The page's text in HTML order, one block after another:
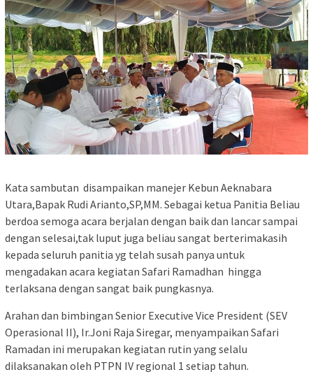
Kata sambutan disampaikan manejer Kebun Aeknabara
Utara,Bapak Rudi Arianto,SP,MM. Sebagai ketua Panitia Beliau
berdoa semoga acara berjalan dengan baik dan lancar sampai
dengan selesai,tak luput juga beliau sangat berterimakasih
kepada seluruh panitia yg telah susah panya untuk
mengadakan acara kegiatan Safari Ramadhan hingga
terlaksana dengan sangat baik pungkasnya.
Arahan dan bimbingan Senior Executive Vice President (SEV
Operasional II), Ir.Joni Raja Siregar, menyampaikan Safari
Ramadan ini merupakan kegiatan rutin yang selalu
dilaksanakan oleh PTPN IV regional 1 setiap tahun.